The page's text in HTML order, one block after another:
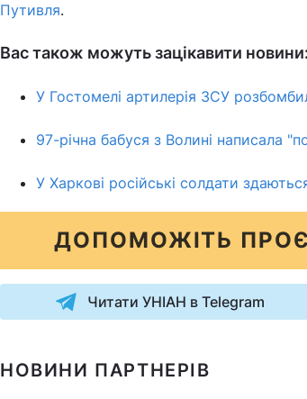
Путивля.
Вас також можуть зацікавити новини:
У Гостомелі артилерія ЗСУ
97-річна бабуся з Волині написала
У Харкові російські солдати
ДОПОМОЖІТЬ
Читати УНІАН в Telegram
НОВИНИ ПАРТНЕРІВ